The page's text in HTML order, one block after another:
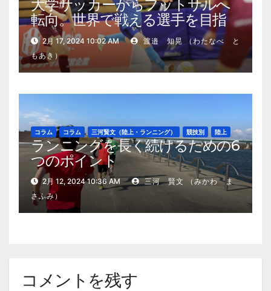
大学サッカーからフットサルへ
転向。世界で戦える選手を目指
す、松木里緒選手の現在地
2月 17, 2024 10:02 AM
渡邉 知晃 （わたなべ と
もあき）
コラム コラム 三河賢文（陸上・ランニング） 競技別 陸上
ランニングを長く続けるための6
つのポイント
2月 12, 2024 10:36 AM
三河 賢文 （みかわ ま
さふみ）
コメントを残す